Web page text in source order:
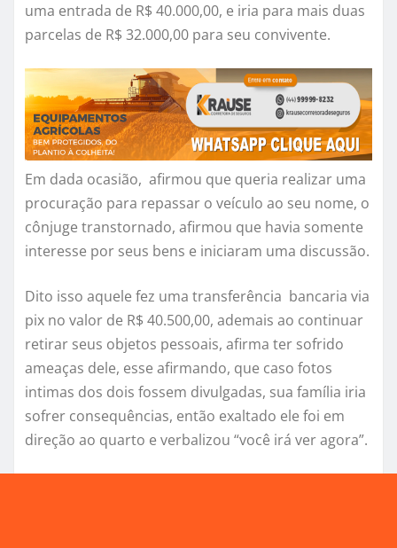
uma entrada de R$ 40.000,00, e iria para mais duas
parcelas de R$ 32.000,00 para seu convivente.
Em dada ocasião, afirmou que queria realizar uma
procuração para repassar o veículo ao seu nome, o
cônjuge transtornado, afirmou que havia somente
interesse por seus bens e iniciaram uma discussão.
Dito isso aquele fez uma transferência bancaria via
pix no valor de R$ 40.500,00, ademais ao continuar
retirar seus objetos pessoais, afirma ter sofrido
ameaças dele, esse afirmando, que caso fotos
intimas dos dois fossem divulgadas, sua família iria
sofrer consequências, então exaltado ele foi em
direção ao quarto e verbalizou “você irá ver agora”.